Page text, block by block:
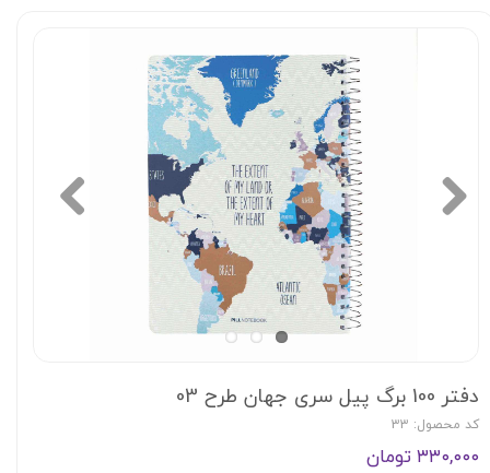
دفتر 100 برگ پیل سری جهان طرح 03
کد محصول: 33
۳۳۰,۰۰۰ تومان